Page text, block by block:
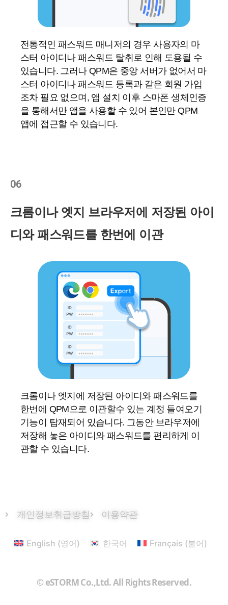
전통적인 패스워드 매니저의 경우 사용자의 마
스터 아이디나 패스워드 탈취로 인해 도용될 수
있습니다. 그러나 QPM은 중앙 서버가 없어서 마
스터 아이디나 패스워드 등록과 같은 회원 가입
조차 필요 없으며, 앱 설치 이후 스마폰 생체인증
을 통해서만 앱을 사용할 수 있어 본인만 QPM
앱에 접근할 수 있습니다.
06
크롬이나 엣지 브라우저에 저장된 아이
디와 패스워드를 한번에 이관
크롬이나 엣지에 저장된 아이디와 패스워드를
한번에 QPM으로 이관할수 있는 계정 들여오기
기능이 탑재되어 있습니다. 그동안 브라우저에
저장해 놓은 아이디와 패스워드를 편리하게 이
관할 수 있습니다.
개인정보취급방침 이용약관
English (영어) 한국어 Français (불어)
© eSTORM Co.,Ltd. All Rights Reserved.